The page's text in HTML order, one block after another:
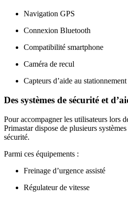
Navigation GPS
Connexion Bluetooth
Compatibilité smartphone
Caméra de recul
Capteurs d’aide au stationnement
Des systèmes de sécurité et
Pour accompagner les utilisateurs lors
Primastar dispose de plusieurs
sécurité.
Parmi ces équipements :
Freinage d’urgence assisté
Régulateur de vitesse